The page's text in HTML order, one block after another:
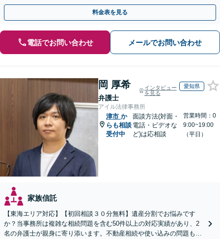
さい。【夜間・休日の相談可能】【駐車場完備】
料金表を見る
電話でお問い合わせ メールでお問い合わせ
岡 厚希
弁護士
インタビュー
を見る
愛知県
アイル法律事務所
津市 か
らも相談
受付中
面談方法(対面・
電話・ビデオな
ど)は応相談
営業時間：0
9:00~19:00
（平日）
家族信託
【東海エリア対応】【初回相談３０分無料】遺産分割でお悩みです
か？当事務所は複雑な相続問題を含む50件以上の対応実績があり、2
名の弁護士が親身に寄り添います。不動産相続や使い込みの問題も分